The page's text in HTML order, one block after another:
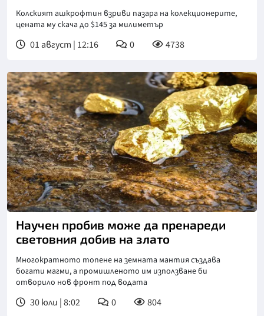
Колският ашкрофтин взриви пазара на колекционерите,
цената му скача до $145 за милиметър
01 август | 12:16 0 4738
Научен пробив може да пренареди
световния добив на злато
Многократното топене на земната мантия създава
богати магми, а промишленото им използване би
отворило нов фронт под водата
30 юли | 8:02 0 804